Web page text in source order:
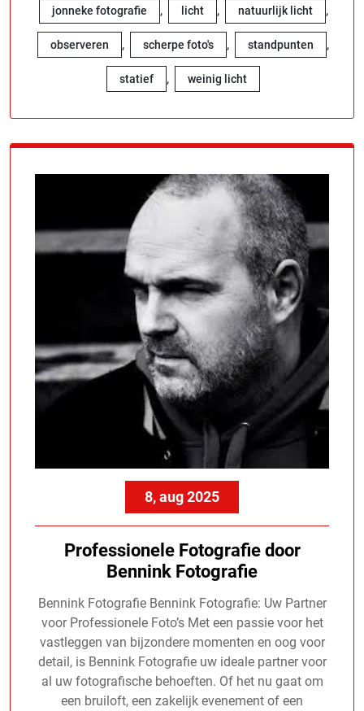
jonneke fotografie , licht , natuurlijk licht ,
observeren , scherpe foto's , standpunten ,
statief , weinig licht
8, aug 2025
Professionele Fotografie door
Bennink Fotografie
Bennink Fotografie Bennink Fotografie: Uw Partner
voor Professionele Foto’s Met een passie voor het
vastleggen van bijzondere momenten en oog voor
detail, is Bennink Fotografie uw ideale partner voor
al uw fotografische behoeften. Of het nu gaat om
een bruiloft, een zakelijk evenement of een